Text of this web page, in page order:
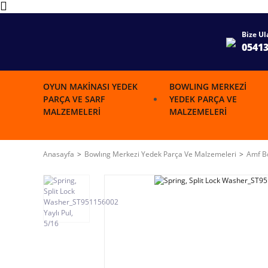
Bize
OYUN MAKINASI YEDEK
PARÇA VE SARF
MALZEMELERI
BOWLING MERKEZI
YEDEK PARÇA VE
MALZEMELERI
Anasayfa Bowlıng Merkezi Yedek Parça Ve Malzemeleri Amf